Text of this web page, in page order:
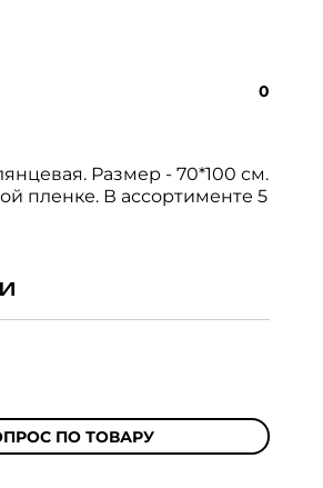
0
Размер - 70*100 см.
пленке. В ассортименте 5
ПО ТОВАРУ